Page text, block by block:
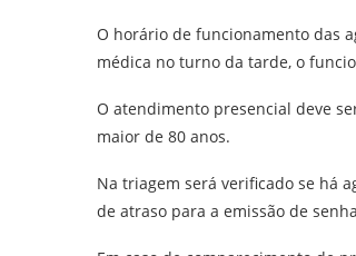
O horário de funcionamento das
médica no turno da tarde, o
O atendimento presencial deve
maior de 80 anos.
Na triagem será verificado se há
de atraso para a emissão de